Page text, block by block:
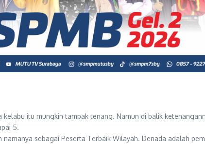
itu mungkin tampak tenang. Namun di balik
5.
sebagai Peserta Terbaik Wilayah. Denada adalah